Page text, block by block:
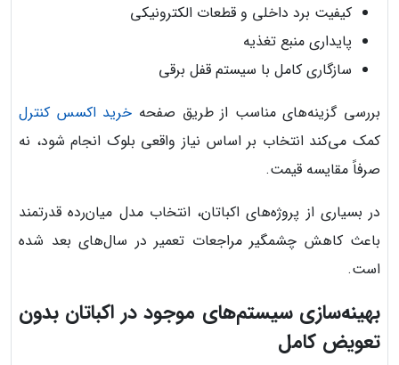
کیفیت برد داخلی و قطعات الکترونیکی
پایداری منبع تغذیه
سازگاری کامل با سیستم قفل برقی
بررسی گزینه‌های مناسب از طریق صفحه خرید اکسس کنترل
کمک می‌کند انتخاب بر اساس نیاز واقعی بلوک انجام شود، نه
صرفاً مقایسه قیمت.
در بسیاری از پروژه‌های اکباتان، انتخاب مدل میان‌رده قدرتمند
باعث کاهش چشمگیر مراجعات تعمیر در سال‌های بعد شده
است.
بهینه‌سازی سیستم‌های موجود در اکباتان بدون
تعویض کامل